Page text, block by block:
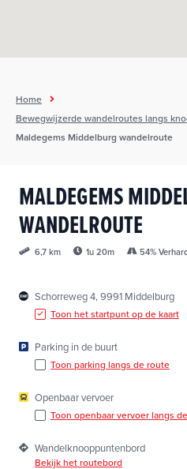
u
MALDEGEMS
WANDELROUTE
6,7 km 1u 20m 54%
Schorreweg 4, 9991 Middelburg
Toon het startpunt op de kaart
Parking in de buurt
Toon parking langs de route
Openbaar vervoer
Toon openbaar vervoer langs
Wandelknooppuntenbord
Bekijk het routebord
Home
Bewegwijzerde wandelroutes langs
Maldegems Middelburg wandelroute